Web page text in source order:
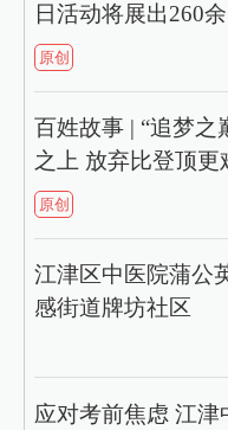
日活动将展出260
原创
百姓故事 | “追梦之
之上 放弃比登顶更
原创
江津区中医院蒲公
感街道牌坊社区
应对考前焦虑 江津